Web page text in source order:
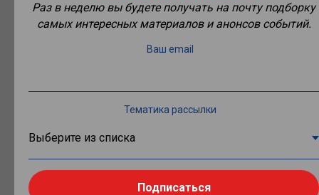
государственной политики в области обустройства пунктов
пропуска через государственную границу Артем Русанов.
мероприятий по транспортной безопасности.
С регламентом, предварительной программой форума
можно ознакомитьсяздесь.
Так же на странице размещенсписок участников
мероприятия.
Раз в неделю вы будете получать на почту подборку
самых интересных материалов и анонсов событий.
Ваш email
Тематика рассылки
Подписаться